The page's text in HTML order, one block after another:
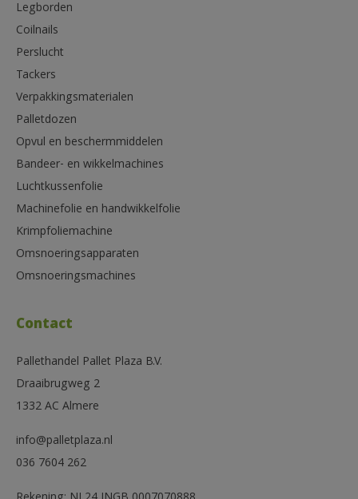
Legborden
Coilnails
Perslucht
Tackers
Verpakkingsmaterialen
Palletdozen
Opvul en beschermmiddelen
Bandeer- en wikkelmachines
Luchtkussenfolie
Machinefolie en handwikkelfolie
Krimpfoliemachine
Omsnoeringsapparaten
Omsnoeringsmachines
Contact
Pallethandel Pallet Plaza B.V.
Draaibrugweg 2
1332 AC Almere
info@palletplaza.nl
036 7604 262